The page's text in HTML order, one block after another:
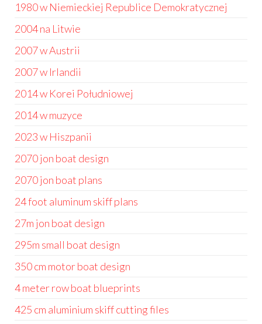
1980 w Niemieckiej Republice Demokratycznej
2004 na Litwie
2007 w Austrii
2007 w Irlandii
2014 w Korei Południowej
2014 w muzyce
2023 w Hiszpanii
2070 jon boat design
2070 jon boat plans
24 foot aluminum skiff plans
27m jon boat design
295m small boat design
350 cm motor boat design
4 meter row boat blueprints
425 cm aluminium skiff cutting files